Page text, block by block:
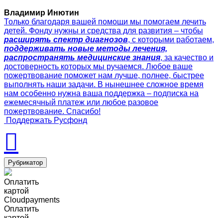
Владимир Инютин
Только благодаря вашей помощи мы помогаем лечить
детей. Фонду нужны и средства для развития – чтобы
расширять спектр диагнозов, с которыми работаем,
поддерживать новые методы лечения,
распространять медицинские знания, за качество и
достоверность которых мы ручаемся. Любое ваше
пожертвование поможет нам лучше, полнее, быстрее
выполнять наши задачи. В нынешнее сложное время
нам особенно нужна ваша поддержка – подписка на
ежемесячный платеж или любое разовое
пожертвование. Спасибо!
Поддержать Русфонд
Рубрикатор
Оплатить
картой
Cloudpayments
Оплатить